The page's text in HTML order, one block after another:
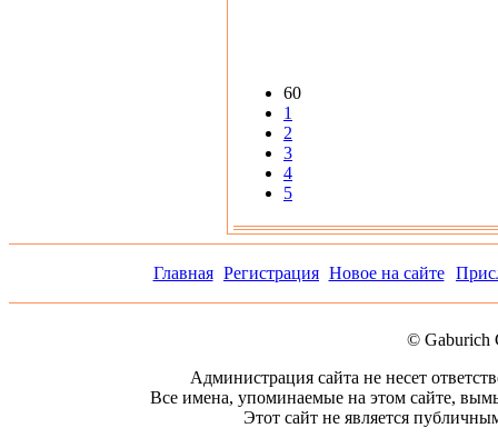
60
1
2
3
4
5
Главная Регистрация Новое на сайте
© Gaburich
Администрация сайта не несет
Все имена, упоминаемые на этом сайте,
Этот сайт не является